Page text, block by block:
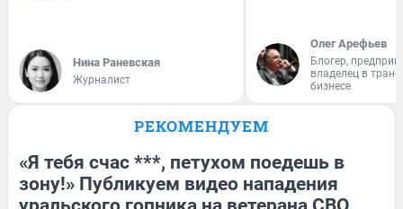
Нина Раневская
Журналист
Олег Арефьев
Блогер,
владелец в
бизнесе
РЕКОМЕНДУЕМ
«Я тебя счас ***, петухом поедешь в
зону!» Публикуем видео нападения